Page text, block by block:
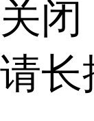
关闭
请长